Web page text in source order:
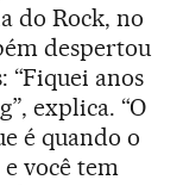
do Rock, no
despertou
“Fiquei anos
explica. “O
é quando o
você tem